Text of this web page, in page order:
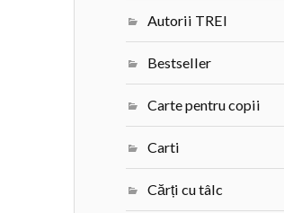
Autorii TREI
Bestseller
Carte pentru copii
Carti
Cărți cu tâlc